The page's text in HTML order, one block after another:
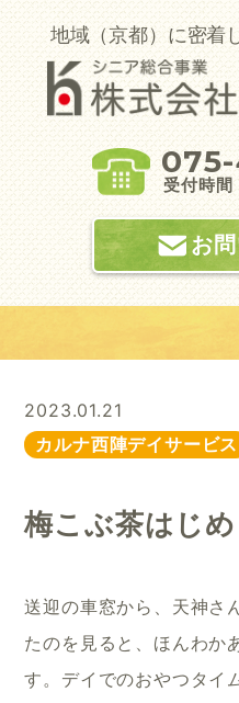
Skip
to
content
地域（京都）に密着
受付時
お
2023.01.21
カルナ西陣デイサービス
梅こぶ茶はじ
送迎の車窓から、天神さ
たのを見ると、ほんわか
す。デイでのおやつタイ